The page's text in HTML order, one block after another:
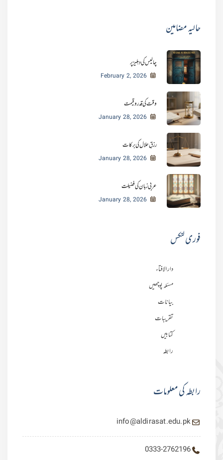
حالیہ مضامین
چالیس کی دہلیز پر
February 2, 2026
وقت کی قدر و قیمت
January 28, 2026
رزقِ حلال کی برکات
January 28, 2026
عربی زبان کی فضیلت
January 28, 2026
فوری لنکس
دارالافتاء
مسئلہ پوچھیں
بیانات
تقریبات
کتابیں
رابطہ
رابطہ کی معلومات
info@aldirasat.edu.pk
0333-2762196